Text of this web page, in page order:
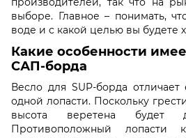
выборе. Главное – понимать,
воде и с какой целью вы будете
Какие особенности
САП-борда
Весло для SUP-борда
одной лопасти. Поскольку
высота веретена будет
Противоположный лопасти